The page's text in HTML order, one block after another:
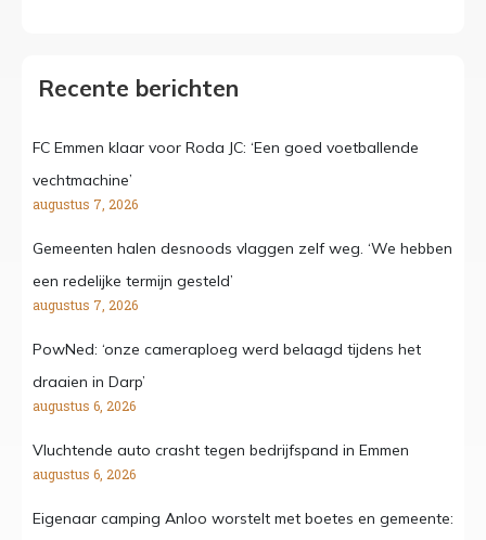
Recente berichten
FC Emmen klaar voor Roda JC: ‘Een goed voetballende
vechtmachine’
augustus 7, 2026
Gemeenten halen desnoods vlaggen zelf weg. ‘We hebben
een redelijke termijn gesteld’
augustus 7, 2026
PowNed: ‘onze cameraploeg werd belaagd tijdens het
draaien in Darp’
augustus 6, 2026
Vluchtende auto crasht tegen bedrijfspand in Emmen
augustus 6, 2026
Eigenaar camping Anloo worstelt met boetes en gemeente: